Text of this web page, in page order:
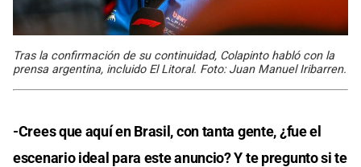
Tras la confirmación de su continuidad, Colapinto habló con la
prensa argentina, incluido El Litoral. Foto: Juan Manuel Iribarren.
-Crees que aquí en Brasil, con tanta gente, ¿fue el
escenario ideal para este anuncio? Y te pregunto si te